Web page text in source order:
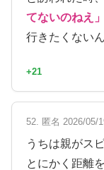
てないのねえ」
行きたくない
+21
52. 匿名 2026/05/
うちは親がス
とにかく距離